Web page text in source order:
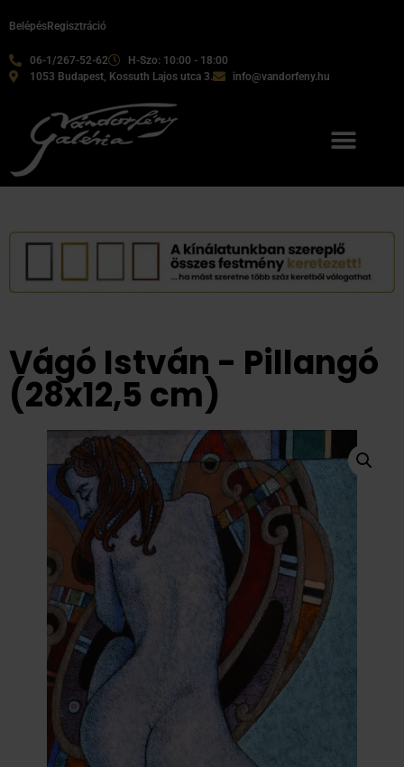
06-1/267-52-62
H-Szo: 10:00 - 18:00
1053 Budapest, Kossuth Lajos utca 3.
info@vandorfeny.hu
BelépésRegisztráció
Vágó István - Pillangó
(28x12,5 cm)